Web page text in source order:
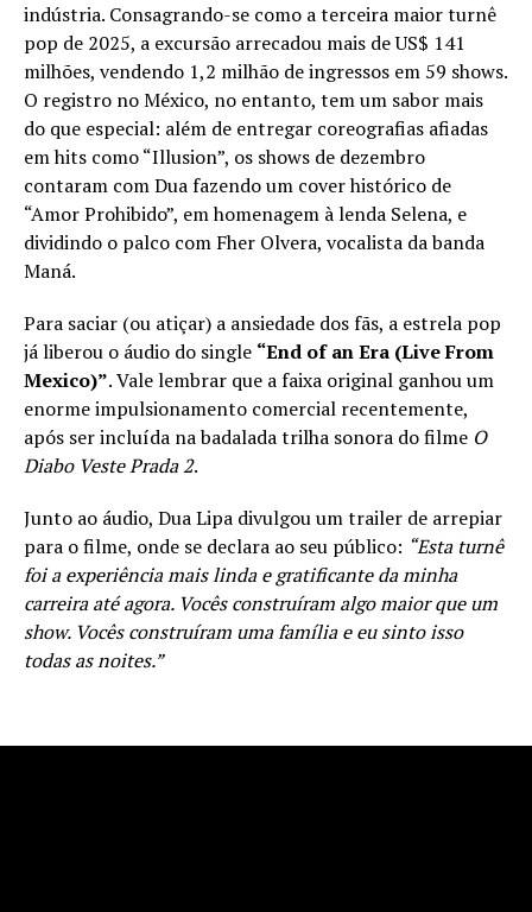
indústria. Consagrando-se como a terceira maior turnê
pop de 2025, a excursão arrecadou mais de US$ 141
milhões, vendendo 1,2 milhão de ingressos em 59 shows.
O registro no México, no entanto, tem um sabor mais
do que especial: além de entregar coreografias afiadas
em hits como “Illusion”, os shows de dezembro
contaram com Dua fazendo um cover histórico de
“Amor Prohibido”, em homenagem à lenda Selena, e
dividindo o palco com Fher Olvera, vocalista da banda
Maná.
Para saciar (ou atiçar) a ansiedade dos fãs, a estrela pop
já liberou o áudio do single “End of an Era (Live From
Mexico)”. Vale lembrar que a faixa original ganhou um
enorme impulsionamento comercial recentemente,
após ser incluída na badalada trilha sonora do filme O
Diabo Veste Prada 2.
Junto ao áudio, Dua Lipa divulgou um trailer de arrepiar
para o filme, onde se declara ao seu público: “Esta turnê
foi a experiência mais linda e gratificante da minha
carreira até agora. Vocês construíram algo maior que um
show. Vocês construíram uma família e eu sinto isso
todas as noites.”